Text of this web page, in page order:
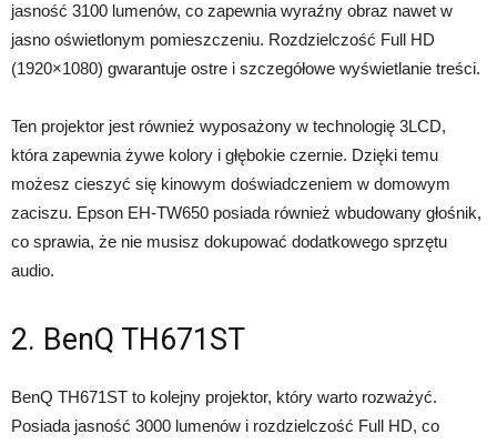
jasność 3100 lumenów, co zapewnia wyraźny obraz nawet w
jasno oświetlonym pomieszczeniu. Rozdzielczość Full HD
(1920×1080) gwarantuje ostre i szczegółowe wyświetlanie treści.
Ten projektor jest również wyposażony w technologię 3LCD,
która zapewnia żywe kolory i głębokie czernie. Dzięki temu
możesz cieszyć się kinowym doświadczeniem w domowym
zaciszu. Epson EH-TW650 posiada również wbudowany głośnik,
co sprawia, że ​​nie musisz dokupować dodatkowego sprzętu
audio.
2. BenQ TH671ST
BenQ TH671ST to kolejny projektor, który warto rozważyć.
Posiada jasność 3000 lumenów i rozdzielczość Full HD, co